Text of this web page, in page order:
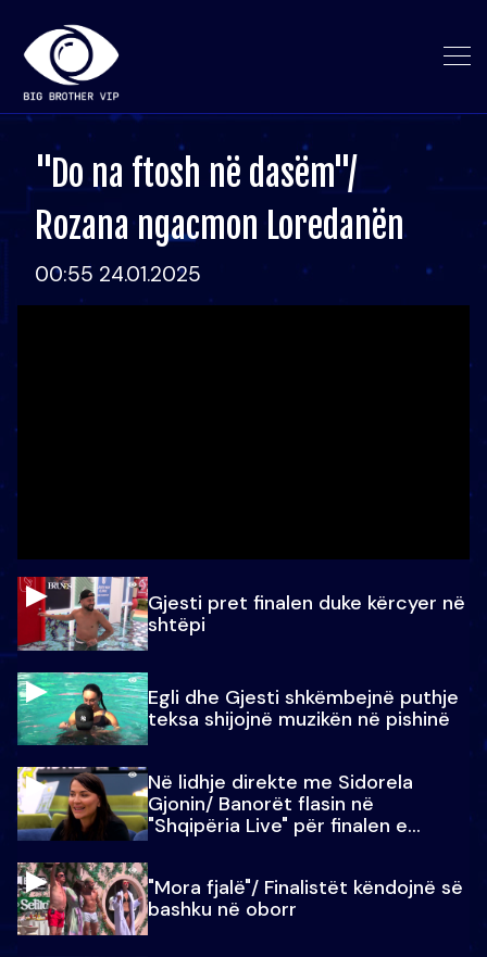
"Do na ftosh në dasëm"/
Rozana ngacmon Loredanën
00:55 24.01.2025
Gjesti pret finalen duke kërcyer në
shtëpi
Egli dhe Gjesti shkëmbejnë puthje
teksa shijojnë muzikën në pishinë
Në lidhje direkte me Sidorela
Gjonin/ Banorët flasin në
"Shqipëria Live" për finalen e
"Mora fjalë"/ Finalistët këndojnë së
bashku në oborr